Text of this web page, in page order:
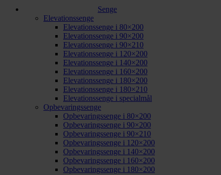
Senge
Elevationssenge
Elevationssenge i 80×200
Elevationssenge i 90×200
Elevationssenge i 90×210
Elevationssenge i 120×200
Elevationssenge i 140×200
Elevationssenge i 160×200
Elevationssenge i 180×200
Elevationssenge i 180×210
Elevationssenge i specialmål
Opbevaringssenge
Opbevaringssenge i 80×200
Opbevaringssenge i 90×200
Opbevaringssenge i 90×210
Opbevaringssenge i 120×200
Opbevaringssenge i 140×200
Opbevaringssenge i 160×200
Opbevaringssenge i 180×200